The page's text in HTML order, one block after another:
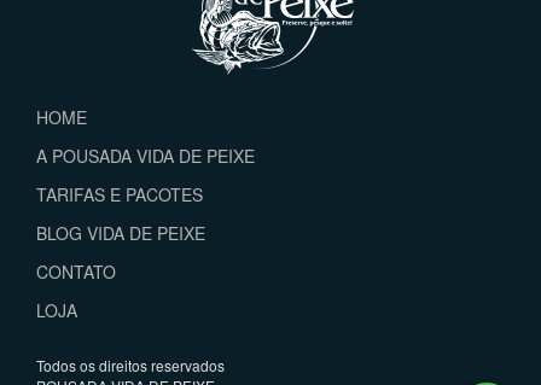
HOME
A POUSADA VIDA DE PEIXE
TARIFAS E PACOTES
BLOG VIDA DE PEIXE
CONTATO
LOJA
Todos os direitos reservados